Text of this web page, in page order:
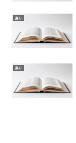
違い
違い